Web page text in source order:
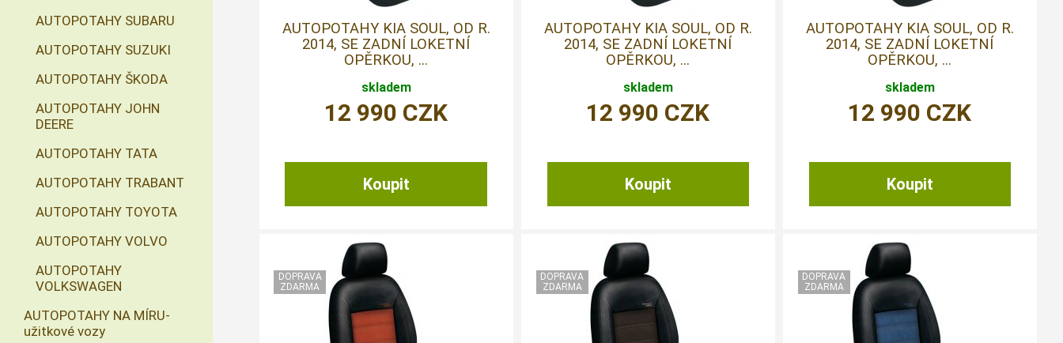
AUTOPOTAHY KIA SOUL, OD R.
2014, SE ZADNÍ LOKETNÍ
OPĚRKOU, ...
skladem
12 990 CZK
AUTOPOTAHY KIA SOUL, OD R.
2014, SE ZADNÍ LOKETNÍ
OPĚRKOU, ...
skladem
12 990 CZK
AUTOPOTAHY KIA SOUL, OD R.
2014, SE ZADNÍ LOKETNÍ
OPĚRKOU, ...
skladem
12 990 CZK
AUTOPOTAHY SUBARU
AUTOPOTAHY SUZUKI
AUTOPOTAHY ŠKODA
AUTOPOTAHY JOHN
DEERE
AUTOPOTAHY TATA
AUTOPOTAHY TRABANT
AUTOPOTAHY TOYOTA
AUTOPOTAHY VOLVO
AUTOPOTAHY
VOLKSWAGEN
AUTOPOTAHY NA MÍRU-
užitkové vozy